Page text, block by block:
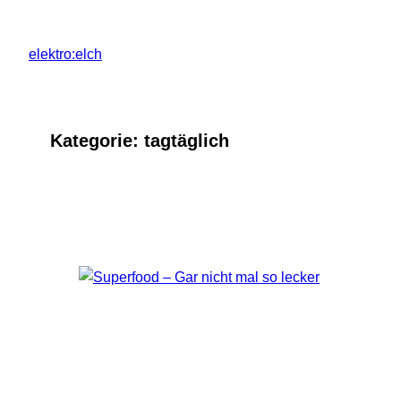
springen
elektro:elch
Kategorie: tagtäglich